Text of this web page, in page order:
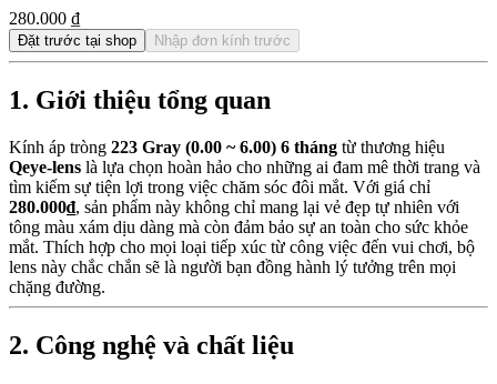
280.000 ₫
Đặt trước tại shop Nhập đơn kính trước
1. Giới thiệu tổng quan
Kính áp tròng 223 Gray (0.00 ~ 6.00) 6 tháng từ thương hiệu
Qeye-lens là lựa chọn hoàn hảo cho những ai đam mê thời trang và
tìm kiếm sự tiện lợi trong việc chăm sóc đôi mắt. Với giá chỉ
280.000₫, sản phẩm này không chỉ mang lại vẻ đẹp tự nhiên với
tông màu xám dịu dàng mà còn đảm bảo sự an toàn cho sức khỏe
mắt. Thích hợp cho mọi loại tiếp xúc từ công việc đến vui chơi, bộ
lens này chắc chắn sẽ là người bạn đồng hành lý tưởng trên mọi
chặng đường.
2. Công nghệ và chất liệu